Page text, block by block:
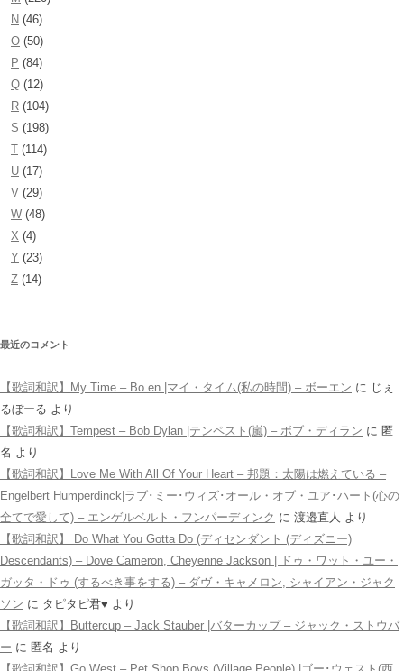
N (46)
O (50)
P (84)
Q (12)
R (104)
S (198)
T (114)
U (17)
V (29)
W (48)
X (4)
Y (23)
Z (14)
最近のコメント
【歌詞和訳】My Time – Bo en |マイ・タイム(私の時間) – ボーエン に じぇ
るぼーる より
【歌詞和訳】Tempest – Bob Dylan |テンペスト(嵐) – ボブ・ディラン に 匿
名 より
【歌詞和訳】Love Me With All Of Your Heart – 邦題：太陽は燃えている –
Engelbert Humperdinck|ラブ･ミー･ウィズ･オール・オブ・ユア･ハート(心の
全てで愛して) – エンゲルベルト・フンパーディンク に 渡邉直人 より
【歌詞和訳】 Do What You Gotta Do (ディセンダント (ディズニー)
Descendants) – Dove Cameron, Cheyenne Jackson | ドゥ・ワット・ユー・
ガッタ・ドゥ (するべき事をする) – ダヴ・キャメロン, シャイアン・ジャク
ソン に タピタピ君♥️ より
【歌詞和訳】Buttercup – Jack Stauber |バターカップ – ジャック・ストウバ
ー に 匿名 より